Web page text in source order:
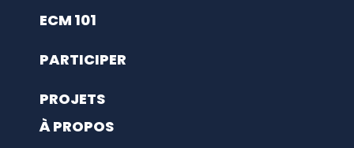
ECM 101
PARTICIPER
PROJETS
À PROPOS